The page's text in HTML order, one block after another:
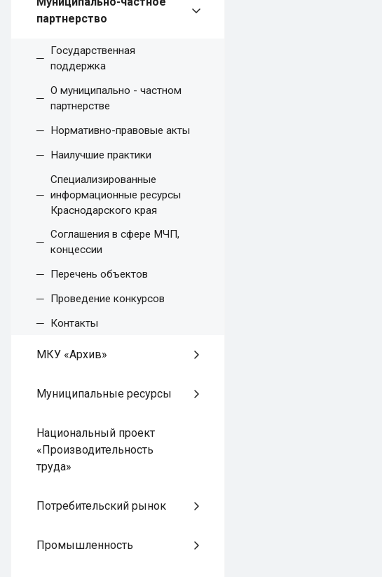
партнерство
Государственная
поддержка
О муниципально - частном
партнерстве
Нормативно-правовые акты
Наилучшие практики
Специализированные
информационные ресурсы
Краснодарского края
Соглашения в сфере МЧП,
концессии
Перечень объектов
Проведение конкурсов
Контакты
МКУ «Архив»
Муниципальные ресурсы
Национальный проект
«Производительность
труда»
Потребительский рынок
Промышленность